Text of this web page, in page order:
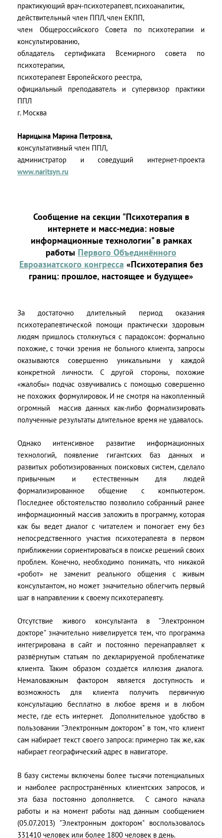
практикующий врач-психотерапевт, психоаналитик,
действительный член ППЛ, член ЕКПП,
член Общероссийского Совета по психотерапии и
консультированию,
обладатель сертификата Всемирного совета по
психотерапии,
психотерапевт Европейского реестра,
официальный преподаватель и супервизор практики
ППЛ
г. Москва
Нарицына Марина Петровна,
консультативный член ППЛ,
администратор и соведущий интернет-проекта
www.naritsyn.ru
Сообщение на секции "Психотерапия в
интернете и масс-медиа: новые
информационные технологии" в рамках
работы Первого Объединённого
Евроазиатского конгресса «Психотерапия без
границ: прошлое, настоящее и будущее»
За достаточно длительный период оказания
психотерапевтической помощи практически здоровым
людям пришлось столкнуться с парадоксом: формально
похожие, с точки зрения не больного клиента, запросы
оказываются совершенно уникальными у каждой
конкретной личности. С другой стороны, похожие
«жалобы» подчас озвучивались с помощью совершенно
не похожих формулировок. И не смотря на накопленный
огромный массив данных как-либо формализировать
полученные результаты длительное время не удавалось.
Однако интенсивное развитие информационных
технологий, появление гигантских баз данных и
развитых роботизированных поисковых систем, сделало
привычным и естественным для людей
формализированное общение с компьютером.
Последнее обстоятельство позволило собранный ранее
информационный массив заложить в программу, которая
как бы ведет диалог с читателем и помогает ему без
непосредственного участия психотерапевта в первом
приближении сориентироваться в поиске решений своих
проблем. Конечно, необходимо понимать, что никакой
«робот» не заменит реального общения с живым
консультантом, но может значительно облегчить первый
шаг в направлении к своему психотерапевту.
Отсутствие живого консультанта в "Электронном
докторе" значительно нивелируется тем, что программа
интегрирована в сайт и постоянно перенаправляет к
развёрнутым статьям по декларируемой проблематике
клиента. Таким образом создаётся иллюзия диалога.
Немаловажным фактором является доступность и
возможность для клиента получить первичную
консультацию бесплатно в любое время и в любом
месте, где есть интернет. Дополнительное удобство в
пользовании "Электронным доктором" в том, что клиент
сам набирает текст своего запроса: примерно так же, как
набирает географический адрес в навигаторе.
В базу системы включены более тысячи потенциальных
и наиболее распространённых клиентских запросов, и
эта база постоянно дополняется. С самого начала
работы и на момент работы над данным сообщением
(05.07.2013) "Электронным доктором" воспользовалось
331410 человек или более 1800 человек в день.